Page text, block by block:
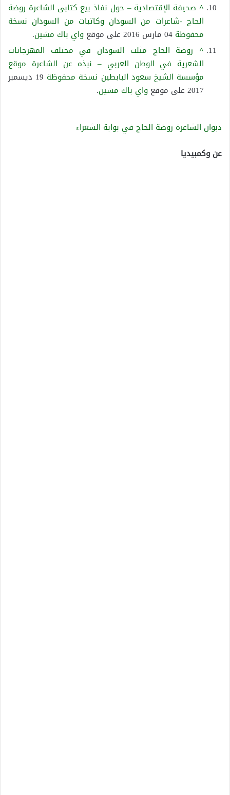
^ صحيفة الإقتصادية – حول نفاذ بيع كتابى الشاعرة روضة
الحاج -شاعرات من السودان وكاتبات من السودان نسخة
محفوظة
واي باك مشين.
^ روضة الحاج مثلت السودان في مختلف المهرجانات
الشعرية في الوطن العربي – نبذه عن الشاعرة موقع
مؤسسة الشيخ سعود البابطين نسخة محفوظة
19 ديسمبر
2017 على موقع
واي باك مشين.
دبوان الشاعرة روضة الحاج في بوابة الشعراء
عن وكمبيديا